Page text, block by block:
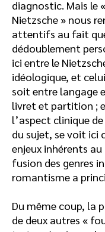
diagnostic. Mais le
Nietzsche » nous
attentifs au fait
dédoublement
ici entre le
idéologique, et
soit entre langage
livret et partition ;
l’aspect clinique
du sujet, se voit ici
enjeux inhérents
fusion des genres
romantisme a
Du même coup, la
de deux autres «